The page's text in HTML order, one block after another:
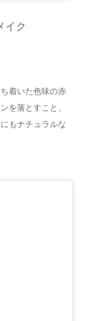
イク
着いた色味の赤
を落とすこと、
もナチュラルな